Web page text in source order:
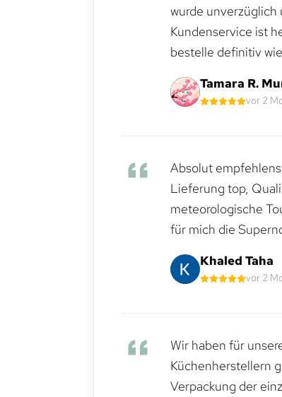
wurde
Kundenservice ist
bestelle definitiv
Tamara R.
vor 2
Absolut
Lieferung top,
meteorologische
für mich die
Khaled Taha
vor 2
Wir haben für
Küchenherstellern
Verpackung der